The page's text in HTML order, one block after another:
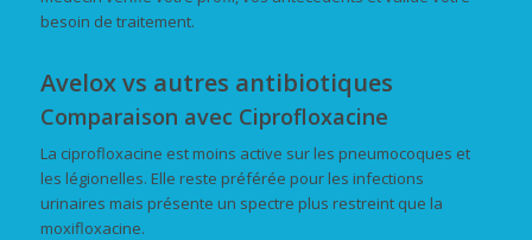
besoin de traitement.
Avelox vs autres antibiotiques
Comparaison avec Ciprofloxacine
La ciprofloxacine est moins active sur les pneumocoques et
les légionelles. Elle reste préférée pour les infections
urinaires mais présente un spectre plus restreint que la
moxifloxacine.